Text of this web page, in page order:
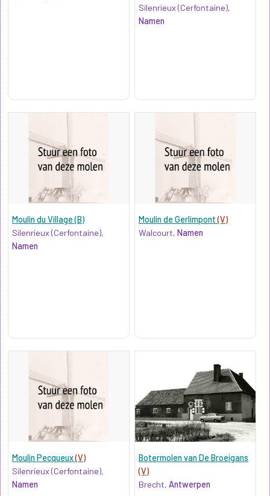
Silenrieux (Cerfontaine),
Namen
Moulin du Village (B)
Silenrieux (Cerfontaine),
Namen
Moulin de Gerlimpont(V)
Walcourt,Namen
Moulin Pecqueux(V)
Silenrieux (Cerfontaine),
Namen
Botermolen van De Broeigans
(V)
Brecht,Antwerpen